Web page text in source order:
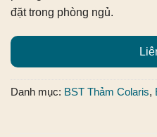
đặt trong phòng ngủ.
Danh mục: BST Thảm Colaris,